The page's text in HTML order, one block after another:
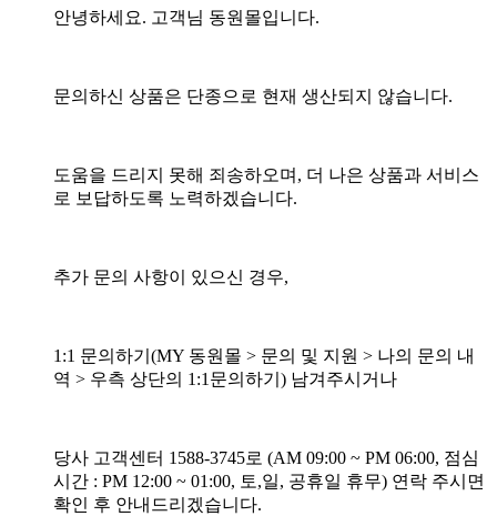
안녕하세요. 고객님 동원몰입니다.
문의하신 상품은 단종으로 현재 생산되지 않습니다.
도움을 드리지 못해 죄송하오며, 더 나은 상품과 서비스
로 보답하도록 노력하겠습니다.
추가 문의 사항이 있으신 경우,
1:1 문의하기(MY 동원몰 > 문의 및 지원 > 나의 문의 내
역 > 우측 상단의 1:1문의하기) 남겨주시거나
당사 고객센터 1588-3745로 (AM 09:00 ~ PM 06:00, 점심
시간 : PM 12:00 ~ 01:00, 토,일, 공휴일 휴무) 연락 주시면
확인 후 안내드리겠습니다.